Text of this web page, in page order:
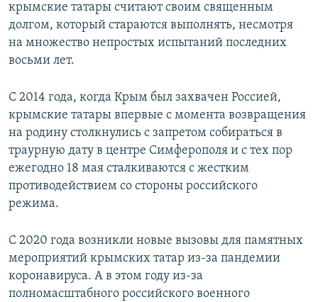
крымские татары считают своим священным
долгом, который стараются выполнять, несмотря
на множество непростых испытаний последних
восьми лет.
С 2014 года, когда Крым был захвачен Россией,
крымские татары впервые с момента возвращения
на родину столкнулись с запретом собираться в
траурную дату в центре Симферополя и с тех пор
ежегодно 18 мая сталкиваются с жестким
противодействием со стороны российского
режима.
С 2020 года возникли новые вызовы для памятных
мероприятий крымских татар из-за пандемии
коронавируса. А в этом году из-за
полномасштабного российского военного